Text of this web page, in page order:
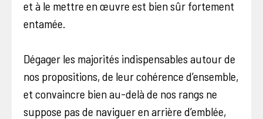
et à le mettre en œuvre est bien sûr fortement
entamée.
Dégager les majorités indispensables autour de
nos propositions, de leur cohérence d’ensemble,
et convaincre bien au-delà de nos rangs ne
suppose pas de naviguer en arrière d’emblée,